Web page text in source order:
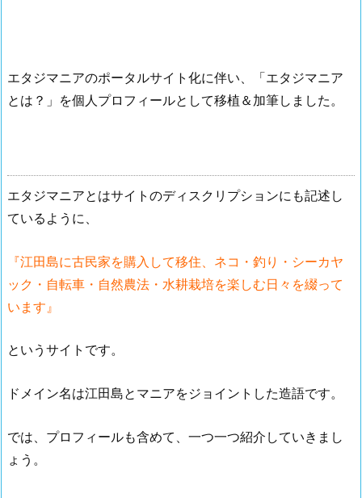
エタジマニアのポータルサイト化に伴い、「エタジマニア
とは？」を個人プロフィールとして移植＆加筆しました。
エタジマニアとはサイトのディスクリプションにも記述し
ているように、
『江田島に古民家を購入して移住、ネコ・釣り・シーカヤ
ック・自転車・自然農法・水耕栽培を楽しむ日々を綴って
います』
というサイトです。
ドメイン名は江田島とマニアをジョイントした造語です。
では、プロフィールも含めて、一つ一つ紹介していきまし
ょう。